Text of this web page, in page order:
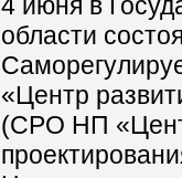
области
«Центр
(СРО НП